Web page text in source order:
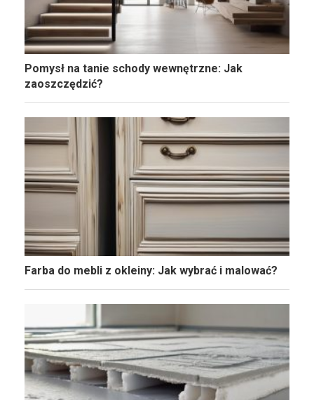
Pomysł na tanie schody wewnętrzne: Jak
zaoszczędzić?
Farba do mebli z okleiny: Jak wybrać i malować?